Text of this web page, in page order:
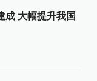
成 大幅提升我国